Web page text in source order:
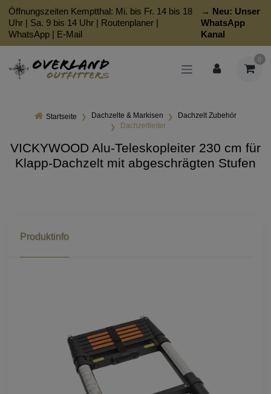
Öffnungszeiten Kemptthal: Mi. bis Fr. 14 bis 18
Uhr | Sa. 9 bis 14 Uhr | Routenplaner |
WhatsApp | E-Mail
→ Neu: Unser
WhatsApp
Kanal
0
Startseite Dachzelte & Markisen
Dachzelt Zubehör
Dachzeltleiter
VICKYWOOD Alu-Teleskopleiter 230 cm für
Klapp-Dachzelt mit abgeschrägten Stufen
Produktinfo